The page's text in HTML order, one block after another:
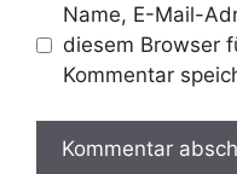
Name, E-Mail-
diesem Browser
Kommentar